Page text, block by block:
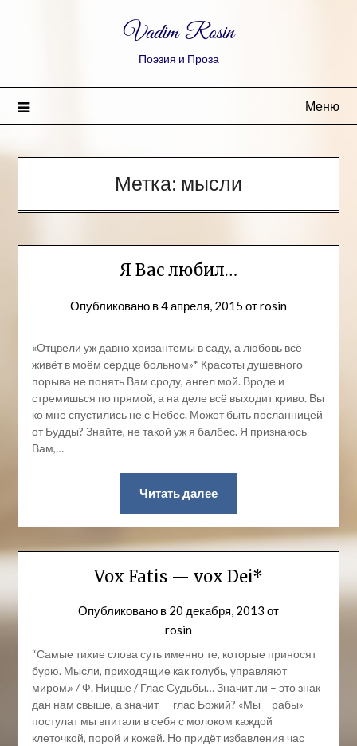
Vadim Rosin
Поэзия и Проза
Меню
Метка: мысли
Я Вас любил…
Опубликовано в4 апреля, 2015 отrosin
«Отцвели уж давно хризантемы в саду, а любовь всё
живёт в моём сердце больном»* Красоты душевного
порыва не понять Вам сроду, ангел мой. Вроде и
стремишься по прямой, а на деле всё выходит криво. Вы
ко мне спустились не с Небес. Может быть посланницей
от Будды? Знайте, не такой уж я балбес. Я признаюсь
Вам,…
Читать далее
Vox Fatis — vox Dei*
Опубликовано в 20 декабря, 2013 от
rosin
“Самые тихие слова суть именно те, которые приносят
бурю. Мысли, приходящие как голубь, управляют
миром.» / Ф. Ницше / Глас Судьбы… Значит ли – это знак
дан нам свыше, а значит — глас Божий? «Мы – рабы» –
постулат мы впитали в себя с молоком каждой
клеточкой, порой и кожей. Но придёт избавления час